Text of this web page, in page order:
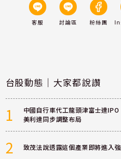
客服 討論區 粉絲團
台股動態｜大家都說讚
1
中國自行車代工龍頭津富士達
美利達同步調整布局
2 致茂法說透露這個產業即將進入強